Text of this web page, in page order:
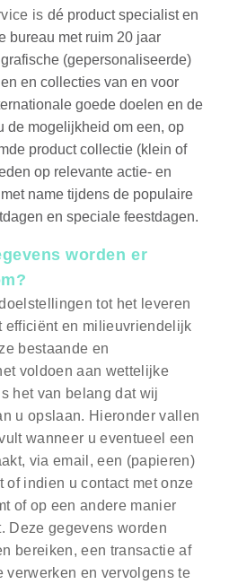
isdé product specialist en
bureau met ruim 20 jaar
(gepersonaliseerde)
en collecties van en voor
goede doelen en de
de mogelijkheid om een, op
product collectie (klein of
op relevante actie- en
name tijdens de populaire
en speciale feestdagen.
worden er
tot het leveren
efficiënt en milieuvriendelijk
bestaande en
voldoen aan wettelijke
het van belang dat wij
u opslaan. Hieronder vallen
wanneer u eventueel een
via email, een (papieren)
of indien u contact met onze
of op een andere manier
Deze gegevens worden
bereiken, een transactie af
verwerken en vervolgens te